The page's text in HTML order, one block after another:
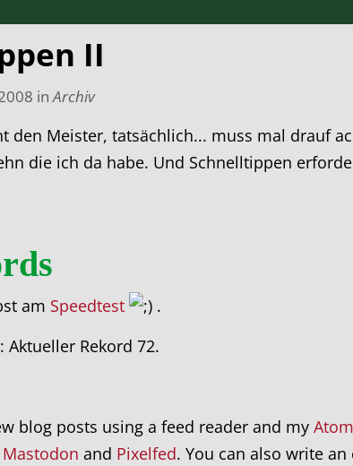
II
inArchiv
den Meister, tatsächlich... muss mal drauf
die ich da habe. Und Schnelltippen
am Speedtest
.
Aktueller Rekord 72.
blog posts using a feed reader and my
Mastodon and Pixelfed. You can also write